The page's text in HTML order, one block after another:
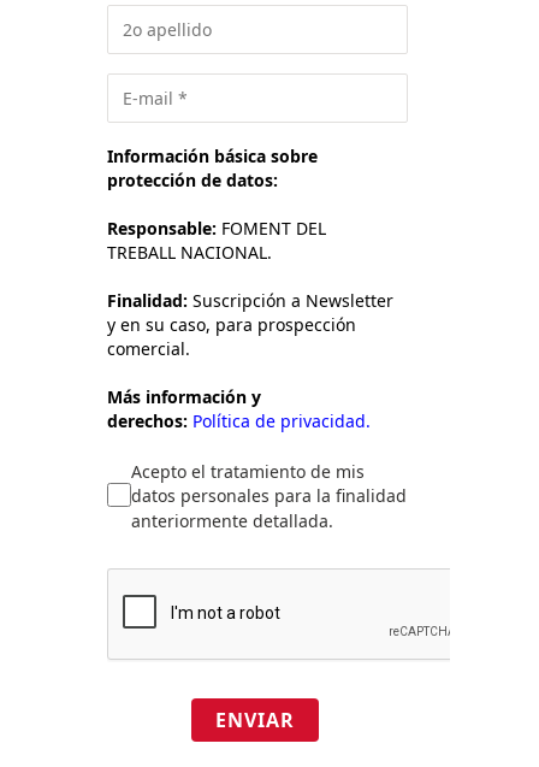
Información básica sobre
protección de datos:
Responsable: FOMENT DEL
TREBALL NACIONAL.
Finalidad: Suscripción a Newsletter
y en su caso, para prospección
comercial.
Más información y
derechos: Política de privacidad.
Acepto el tratamiento de mis
datos personales para la finalidad
anteriormente detallada.
ENVIAR